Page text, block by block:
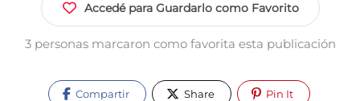
Accedé para Guardarlo como Favorito
3 personas marcaron como favorita esta publicación
Compartir Share Pin It